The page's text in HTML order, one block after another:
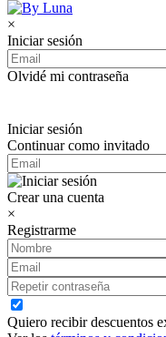
×
Iniciar sesión
Olvidé mi contraseña
Iniciar sesión
Continuar como invitado
Crear una cuenta
×
Registrarme
Quiero recibir descuentos